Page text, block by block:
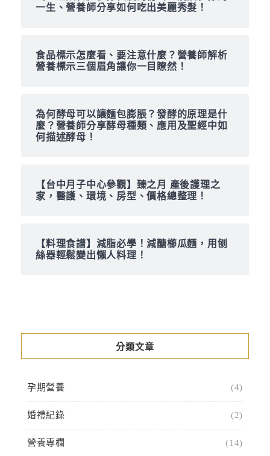
一生、營養師分享如何吃出美麗秀髮！
食品標示怎麼看、要注意什麼？營養師解析
營養標示三個眉角讓你一目瞭然！
為何酵母可以讓麵包膨脹？發酵的原理是什
麼？營養師分享酵母種類、應用及聖經中如
何描述酵母！
【台中月子中心參觀】臻之月 產後護理之
家，醫護、環境、房型、價格總整理！
【料理食譜】減脂必學！減醣櫛瓜麵，用刨
絲器輕鬆變出懶人料理！
分類文章
孕期營養 (4)
婚禮紀錄 (2)
營養專欄 (14)